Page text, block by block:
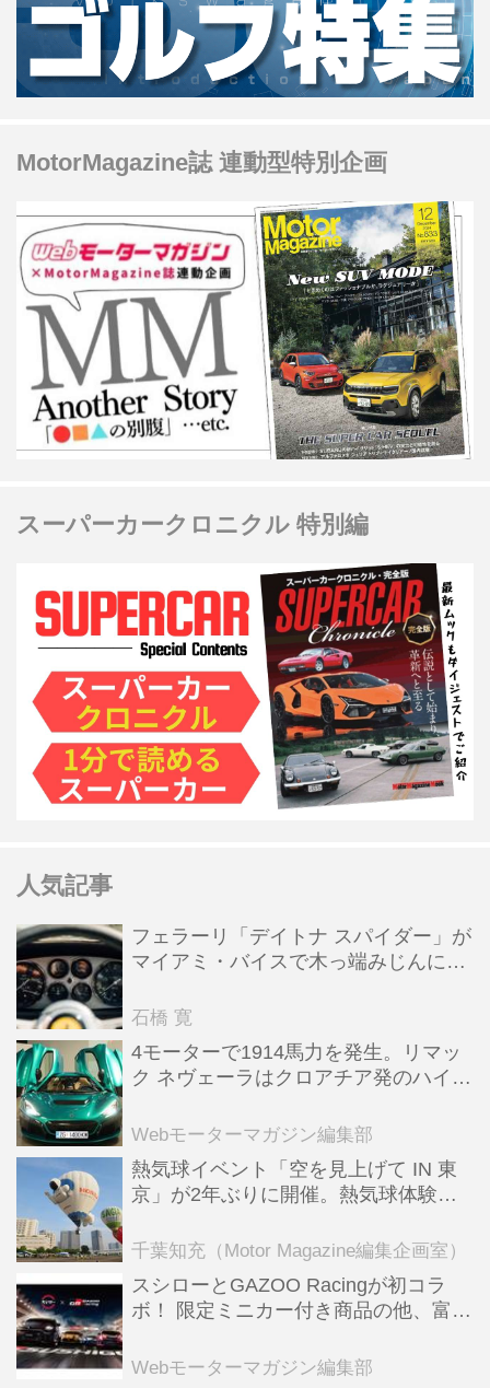
MotorMagazine誌 連動型特別企画
スーパーカークロニクル 特別編
人気記事
フェラーリ「デイトナ スパイダー」が
マイアミ・バイスで木っ端みじんにな
石橋 寛
4モーターで1914馬力を発生。リマッ
ク ネヴェーラはクロアチア発のハイパ
全版／115】
Webモーターマガジン編集部
熱気球イベント「空を見上げて IN 東
京」が2年ぶりに開催。熱気球体験搭
ンテンツも
千葉知充（Motor Magazine編集企画室）
スシローとGAZOO Racingが初コラ
ボ！ 限定ミニカー付き商品の他、富士
る抽選企画などを展開
Webモーターマガジン編集部